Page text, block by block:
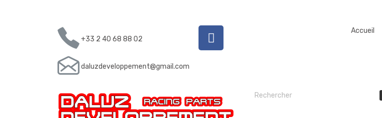
+33 2 40 68 88 02
daluzdeveloppement@gmail.com
Accueil